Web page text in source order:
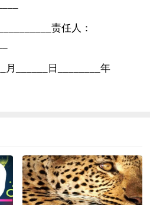
责任人：
月______日________年